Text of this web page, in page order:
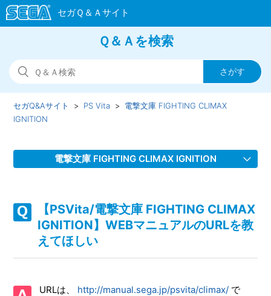
Ｑ＆Ａを検索
セガQ&Aサイト PS Vita
電撃文庫 FIGHTING CLIMAX
IGNITION
電撃文庫 FIGHTING CLIMAX IGNITION
ニュアルのURLを教えてほしい
【PSVita/電撃文庫 FIGHTING CLIMAX IGNITION】PS Vita
TVに対応しているのか
が難しい、コツなどはあるのか
【PSVita/電撃文庫 FIGHTING CLIMAX
IGNITION】WEBマニュアルのURLを教
えてほしい
URLは、 http://manual.sega.jp/psvita/climax/ で